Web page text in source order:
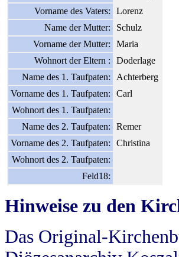
Vorname des Vaters:
Lorenz
Name der Mutter:
Schulz
Vorname der Mutter:
Maria
Wohnort der Eltern :
Doderlage
Name des 1. Taufpaten:
Achterberg
Vorname des 1. Taufpaten:
Carl
Wohnort des 1. Taufpaten:
Name des 2. Taufpaten:
Remer
Vorname des 2. Taufpaten:
Christina
Wohnort des 2. Taufpaten:
Feld18:
Hinweise zu den
Das Original-